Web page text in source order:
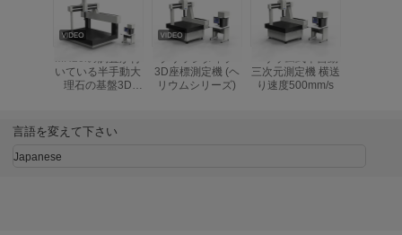
MH20iの調査が付
いている半手動大
理石の基盤3D
ブリッジタイプ
3D座標測定機 (ヘ
リウムシリーズ)
ヘリウム式半自動
三次元測定機 横送
り速度500mm/s
言語を変えて下さい
Japanese